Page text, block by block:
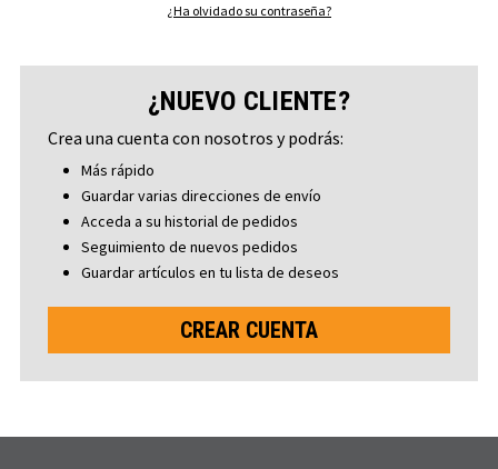
¿Ha olvidado su contraseña?
¿NUEVO CLIENTE?
Crea una cuenta con nosotros y podrás:
Más rápido
Guardar varias direcciones de envío
Acceda a su historial de pedidos
Seguimiento de nuevos pedidos
Guardar artículos en tu lista de deseos
CREAR CUENTA